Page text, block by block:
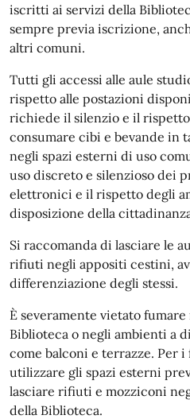
iscritti ai servizi della
sempre previa iscrizione,
altri comuni.
Tutti gli accessi alle aule
rispetto alle postazioni
richiede il silenzio e il
consumare cibi e bevande in
negli spazi esterni di uso
uso discreto e silenzioso dei
elettronici e il rispetto degli
disposizione della
Si raccomanda di lasciare le
rifiuti negli appositi cestini,
differenziazione degli stessi.
È severamente vietato
Biblioteca o negli ambienti a
come balconi e terrazze. Per
utilizzare gli spazi esterni
lasciare rifiuti e mozziconi
della Biblioteca.